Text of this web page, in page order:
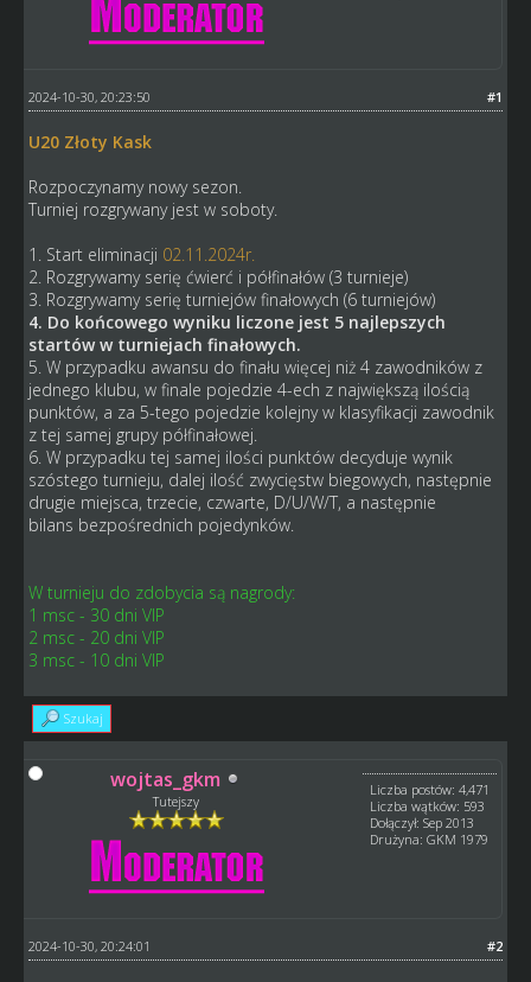
#1
2024-10-30, 20:23:50
U20 Złoty Kask
Rozpoczynamy nowy sezon.
Turniej rozgrywany jest w soboty.
1. Start eliminacji 02.11.2024r.
2. Rozgrywamy serię ćwierć i półfinałów (3 turnieje)
3. Rozgrywamy serię turniejów finałowych (6 turniejów)
4. Do końcowego wyniku liczone jest 5 najlepszych
startów w turniejach finałowych.
5. W przypadku awansu do finału więcej niż 4 zawodników z
jednego klubu, w finale pojedzie 4-ech z największą ilością
punktów, a za 5-tego pojedzie kolejny w klasyfikacji zawodnik
z tej samej grupy półfinałowej.
6. W przypadku tej samej ilości punktów decyduje wynik
szóstego turnieju, dalej ilość zwycięstw biegowych, następnie
drugie miejsca, trzecie, czwarte, D/U/W/T, a następnie
bilans bezpośrednich pojedynków.
W turnieju do zdobycia są nagrody:
1 msc - 30 dni VIP
2 msc - 20 dni VIP
3 msc - 10 dni VIP
Szukaj
wojtas_gkm
Tutejszy
Liczba postów: 4,471
Liczba wątków: 593
Dołączył: Sep 2013
Drużyna: GKM 1979
#2
2024-10-30, 20:24:01